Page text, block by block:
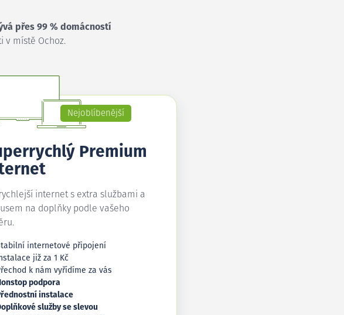
přes 99 % domácností
v místě Ochoz.
Nejoblíbenější
Premium
internet s extra službami a
na doplňky podle vašeho
internetové připojení
již za 1 Kč
k nám vyřídíme za vás
podpora
instalace
služby se slevou